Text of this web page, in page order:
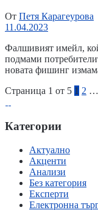
От Петя Карагеурова
11.04.2023
Фалшивият имейл,
подмами
новата фишинг
Страница 1 от 5 1 2 …
Категории
Актуално
Акценти
Анализи
Без категория
Експерти
Електронна